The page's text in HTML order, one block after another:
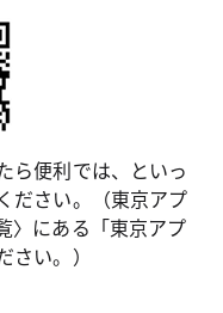
ら便利では、といっ
ださい。（東京アプ
〉にある「東京アプ
い。）